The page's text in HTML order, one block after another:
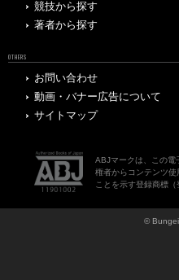
競技から探す
著者から探す
OTHERS
お問い合わせ
動画・バナー広告について
サイトマップ
ABJマークは、この電
権者からコンテンツ
ことを示す登録商標
©